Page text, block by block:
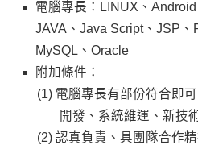
電腦專長：LINUX、Android
JAVA、Java Script、JSP、
MySQL、Oracle
附加條件：
電腦專長有部份符合即
開發、系統維運、新技
認真負責、具團隊合作